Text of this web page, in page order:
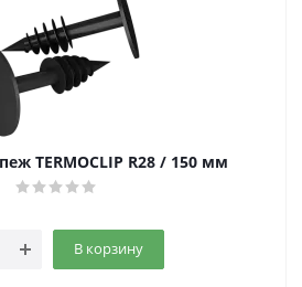
TERMOCLIP R28 / 150 мм
В корзину